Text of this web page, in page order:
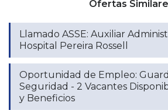
Ofertas
Llamado ASSE: Auxiliar
Hospital Pereira Rossell
Oportunidad de Empleo:
Seguridad - 2 Vacantes
y Beneficios